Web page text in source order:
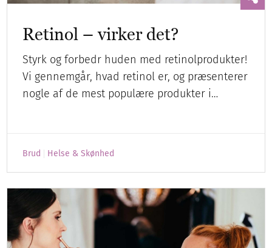
Retinol – virker det?
Styrk og forbedr huden med retinolprodukter!
Vi gennemgår, hvad retinol er, og præsenterer
nogle af de mest populære produkter i…
Brud Helse & Skønhed